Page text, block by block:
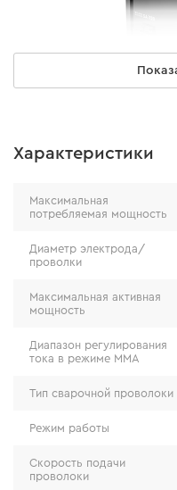
время, он оснащен
сварочный ток до 120 А.
Мощность позволяет
флюсовой проволокой
газа. Благодаря этому
Характеристики
Максимальная
потребляемая мощность
Диаметр электрода/
проволки
Максимальная активная
мощность
Диапазон регулирования
тока в режиме ММА
Тип сварочной проволоки
Режим работы
Скорость подачи
проволоки